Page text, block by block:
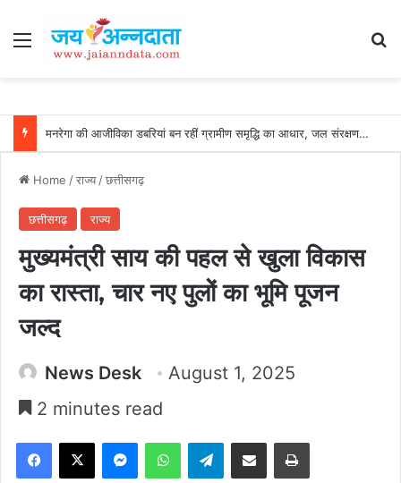
Menu
मनरेगा की आजीविका डबरियां बन रहीं ग्रामीण समृद्धि का आधार, जल संरक्षण, मछली पालन और सिंचाई से किसानों की बढ़ रही आय, सरगुजा के किसान देवानंद बने सफलता की मिसाल…..
Home /राज्य/छत्तीसगढ़
छत्तीसगढ़ राज्य
मुख्यमंत्री साय की पहल से खुला विकास
का रास्ता, चार नए पुलों का भूमि पूजन
जल्द
News Desk
August 1, 2025
2 minutes read
Facebook
X MessengerWhatsAppTelegramShare via Email Print